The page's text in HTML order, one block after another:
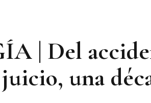
| Del
una